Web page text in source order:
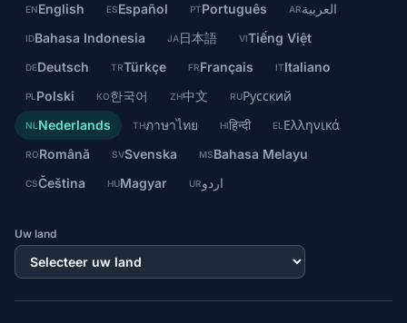
ENEnglish ESEspañol PTPortuguês ARالعربية
IDBahasa Indonesia JA日本語 VITiếng Việt
DEDeutsch TRTürkçe FRFrançais ITItaliano
PL Polski KO한국어 ZH中文 RUРусский
NL Nederlands THภาษาไทย HIहिन्दी EL Ελληνικά
RORomână SVSvenska MSBahasa Melayu
CSČeština HUMagyar URاردو
Uw land